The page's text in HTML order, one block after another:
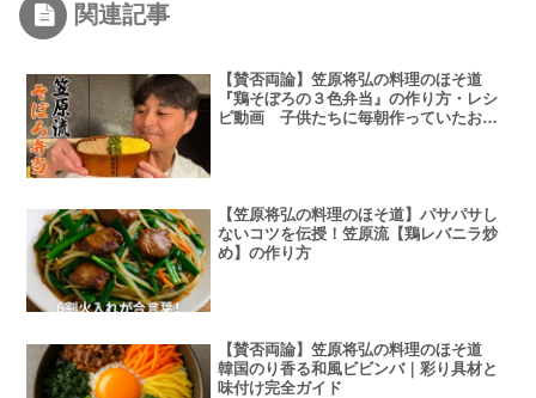
関連記事
【賛否両論】笠原将弘の料理のほそ道
『鶏そぼろの３色弁当』の作り方・レシ
ピ動画 子供たちに毎朝作っていたお弁
【笠原将弘の料理のほそ道】パサパサし
ないコツを伝授！笠原流【鶏レバニラ炒
め】の作り方
【賛否両論】笠原将弘の料理のほそ道
韓国のり香る和風ビビンバ｜彩り具材と
味付け完全ガイド